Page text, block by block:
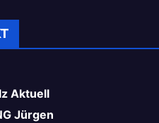
Aktuell
Jürgen